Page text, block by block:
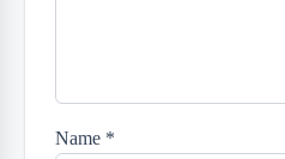
Name *